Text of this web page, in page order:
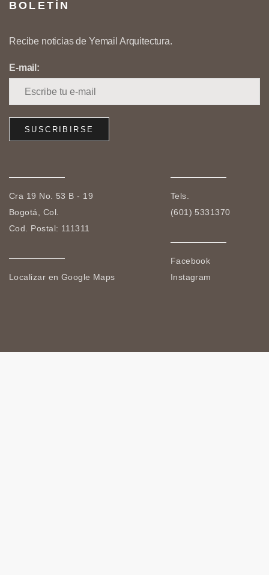
BOLETÍN
Recibe noticias de Yemail Arquitectura.
E-mail:
Cra 19 No. 53 B - 19
Bogotá, Col.
Cod. Postal: 111311
Localizar en Google Maps
Tels.
(601) 5331370
Facebook
Instagram